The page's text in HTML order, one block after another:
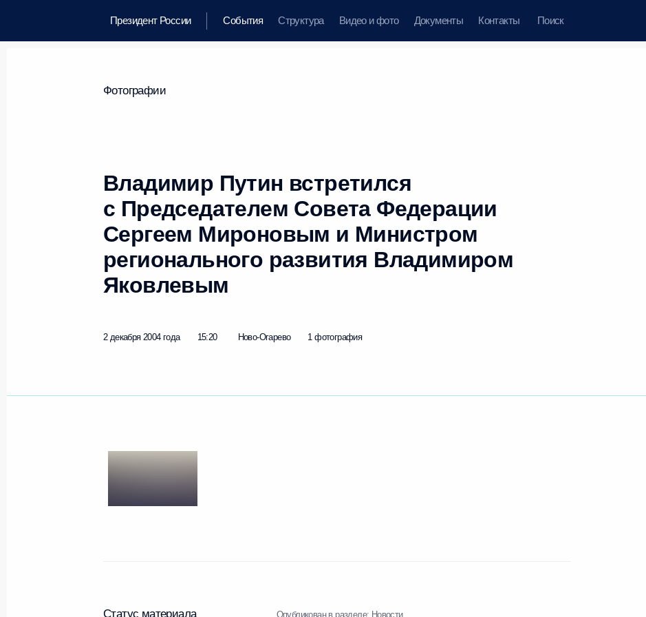
Президент России События Структура Видео и фото Документы Контакты Поиск
Фотографии
Владимир Путин встретился
с Председателем Совета Федерации
Сергеем Мироновым и Министром
регионального развития Владимиром
Яковлевым
2 декабря 2004 года 15:20 Ново-Огарево 1 фотография
Статус материала Опубликован в разделе: Новости